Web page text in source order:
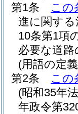
第1条
この
進に関する
10条第1項
必要な道
(用語の定
第2条
この
(昭和35年
年政令第